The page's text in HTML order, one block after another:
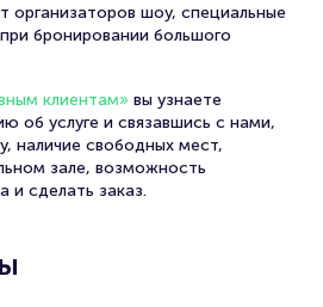
организаторов шоу, специальные
бронировании большого
клиентам» вы узнаете
об услуге и связавшись с нами,
наличие свободных мест,
зале, возможность
и сделать заказ.